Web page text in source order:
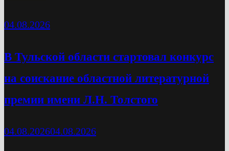
04.08.2026
В Тульской области стартовал конкурс
на соискание областной литературной
премии имени Л.Н. Толстого
04.08.202604.08.2026